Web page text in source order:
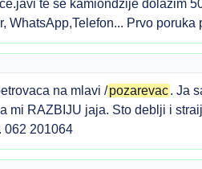
te se kamiondzije dolazim
WhatsApp,Telefon... Prvo poruka
na mlavi /pozarevac. Ja
mi RAZBIJU jaja. Sto deblji i
062 201064